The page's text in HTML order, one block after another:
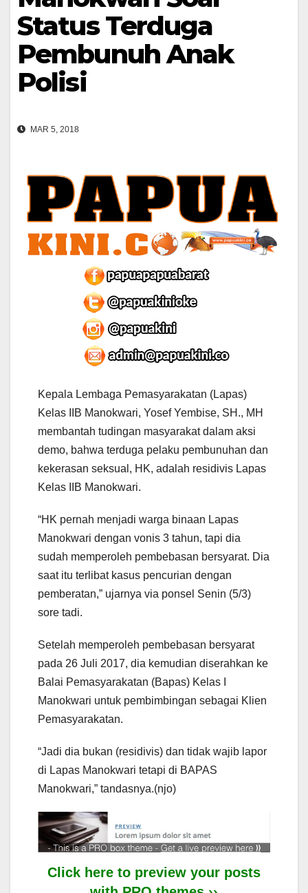
Status Terduga
Pembunuh Anak
Polisi
MAR 5, 2018
Kepala Lembaga Pemasyarakatan (Lapas)
Kelas IIB Manokwari, Yosef Yembise, SH., MH
membantah tudingan masyarakat dalam aksi
demo, bahwa terduga pelaku pembunuhan dan
kekerasan seksual, HK, adalah residivis Lapas
Kelas IIB Manokwari.
“HK pernah menjadi warga binaan Lapas
Manokwari dengan vonis 3 tahun, tapi dia
sudah memperoleh pembebasan bersyarat. Dia
saat itu terlibat kasus pencurian dengan
pemberatan,” ujarnya via ponsel Senin (5/3)
sore tadi.
Setelah memperoleh pembebasan bersyarat
pada 26 Juli 2017, dia kemudian diserahkan ke
Balai Pemasyarakatan (Bapas) Kelas I
Manokwari untuk pembimbingan sebagai Klien
Pemasyarakatan.
“Jadi dia bukan (residivis) dan tidak wajib lapor
di Lapas Manokwari tetapi di BAPAS
Manokwari,” tandasnya.(njo)
Click here to preview your posts